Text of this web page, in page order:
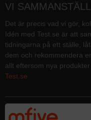
VI
Det är precis vad vi gör,
Idén med Test.se är att
tidningarna på ett ställe,
dem och rekommendera
allt eftersom nya
Test.se
Copyright © 2012 -